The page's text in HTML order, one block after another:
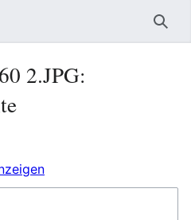
2.JPG: